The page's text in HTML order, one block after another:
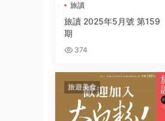
旅讀
旅讀 2025年5月號 第159
期
374
旅遊美食